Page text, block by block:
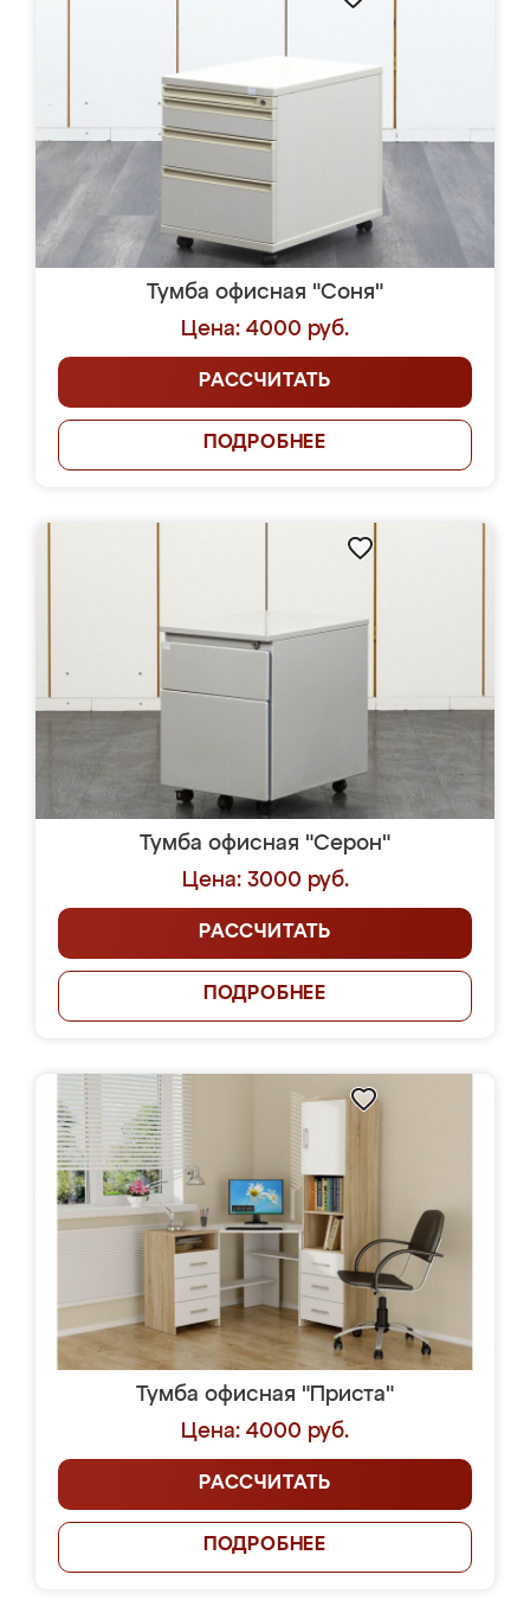
Тумба офисная "Соня"
Цена: 4000 руб.
РАССЧИТАТЬ
ПОДРОБНЕЕ
Тумба офисная "Серон"
Цена: 3000 руб.
РАССЧИТАТЬ
ПОДРОБНЕЕ
Тумба офисная "Приста"
Цена: 4000 руб.
РАССЧИТАТЬ
ПОДРОБНЕЕ